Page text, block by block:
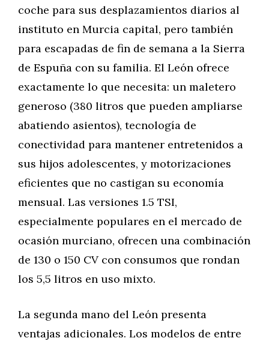
coche para sus desplazamientos diarios al
instituto en Murcia capital, pero también
para escapadas de fin de semana a la Sierra
de Espuña con su familia. El León ofrece
exactamente lo que necesita: un maletero
generoso (380 litros que pueden ampliarse
abatiendo asientos), tecnología de
conectividad para mantener entretenidos a
sus hijos adolescentes, y motorizaciones
eficientes que no castigan su economía
mensual. Las versiones 1.5 TSI,
especialmente populares en el mercado de
ocasión murciano, ofrecen una combinación
de 130 o 150 CV con consumos que rondan
los 5,5 litros en uso mixto.
La segunda mano del León presenta
ventajas adicionales. Los modelos de entre